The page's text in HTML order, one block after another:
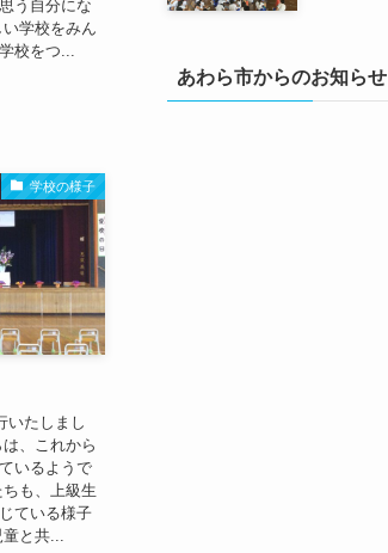
う自分にな
学校をみん
校をつ...
学校の様子
いたしまし
、これから
いるようで
も、上級生
ている様子
と共...
あわら市からのお知らせ